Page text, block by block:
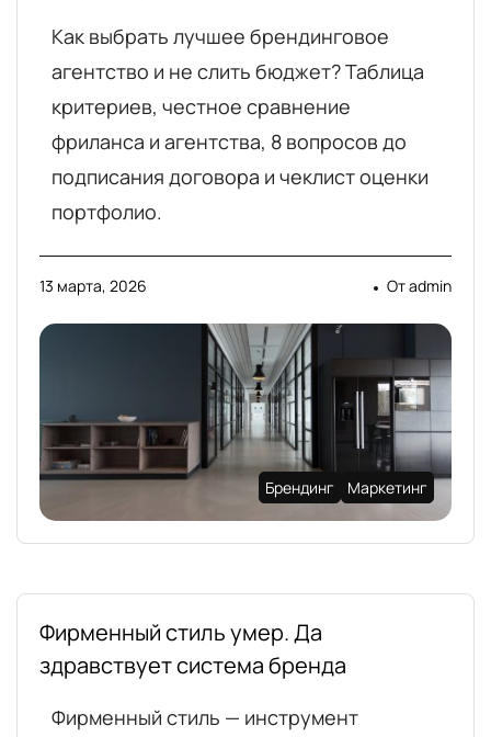
Как выбрать лучшее брендинговое
агентство и не слить бюджет? Таблица
критериев, честное сравнение
фриланса и агентства, 8 вопросов до
подписания договора и чеклист оценки
портфолио.
13 марта, 2026 Отadmin
Брендинг Маркетинг
Фирменный стиль умер. Да
здравствует система бренда
Фирменный стиль — инструмент